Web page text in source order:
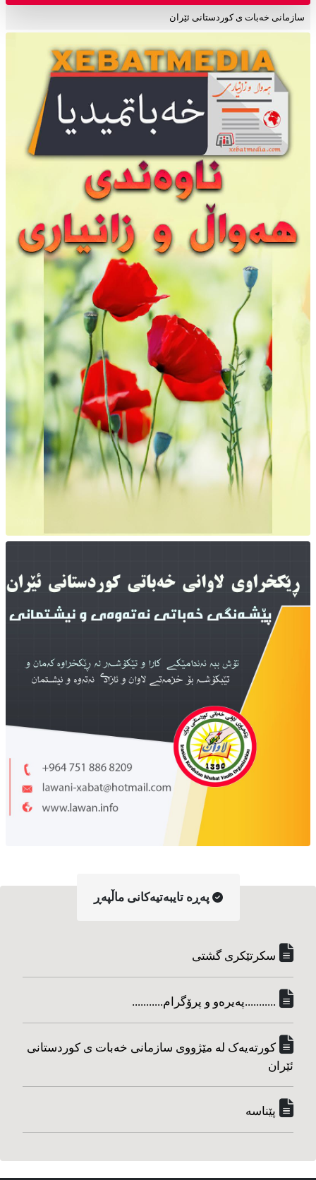
سازمانی خەبات ی کوردستانی ئێران
په‌ڕه‌ تایبه‌تیه‌کانی ماڵپه‌ڕ
سکرتێکری گشتی
...........په‌یره‌و و پرۆگرام...........
کورته‌یه‌ک له مێژووی سازمانی خه‌بات ی کوردستانی
ئێران
پێناسه‌